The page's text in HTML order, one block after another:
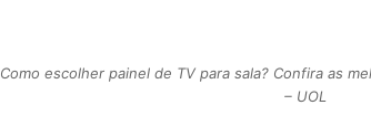
Como escolher painel de TV para sala? Confira as
– UOL